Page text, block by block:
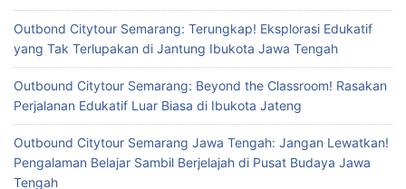
Outbond Citytour Semarang: Terungkap! Eksplorasi Edukatif
yang Tak Terlupakan di Jantung Ibukota Jawa Tengah
Outbound Citytour Semarang: Beyond the Classroom! Rasakan
Perjalanan Edukatif Luar Biasa di Ibukota Jateng
Outbound Citytour Semarang Jawa Tengah: Jangan Lewatkan!
Pengalaman Belajar Sambil Berjelajah di Pusat Budaya Jawa
Tengah